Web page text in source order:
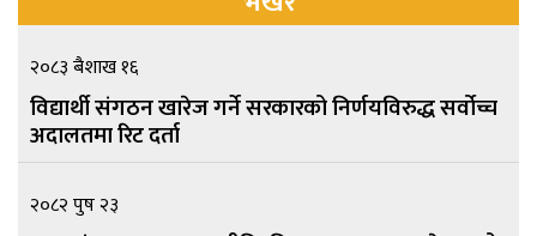
२०८३ बैशाख १६
विद्यार्थी संगठन खारेज गर्ने सरकारको निर्णयविरुद्ध सर्वोच्च
अदालतमा रिट दर्ता
२०८२ पुष २३